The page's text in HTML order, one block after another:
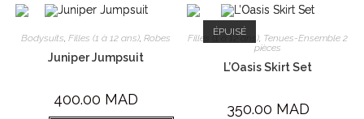
Bodysuits,Filles (1 à 12 ans),Robes
Juniper Jumpsuit
400.00 MAD
ÉPUISÉ
Filles (1 à 12 ans), Tenues-Ensemble 2
pièces
L’Oasis Skirt Set
350.00 MAD